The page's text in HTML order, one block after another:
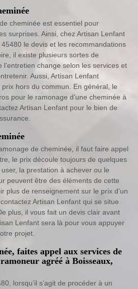
cheminée est essentiel pour
surprises. Ainsi, chez Artisan Lenfant
le devis et les recommandations
il existe plusieurs sortes de
change selon les services et
Aussi, Artisan Lenfant
hors du commun. En général, le
pour le ramonage d’une cheminée à
Artisan Lenfant pour le bien de
de cheminée, il faut faire appel
le prix découle toujours de quelques
la prestation à achever ou le
peuvent être des éléments de cette
plus de renseignement sur le prix d’un
Artisan Lenfant qui se situe
plus, il vous fait un devis clair avant
Lenfant sera là pour vous appuyer
projet.
faites appel aux services de
agréé à Boisseaux,
lorsqu’il s’agit de procéder à un